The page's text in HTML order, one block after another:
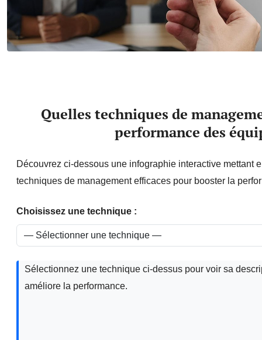
Quelles techniques de
performance des
Découvrez ci-dessous une infographie interactive mettant
techniques de management efficaces pour booster la
Choisissez une technique :
Sélectionnez une technique ci-dessus pour voir sa
améliore la performance.